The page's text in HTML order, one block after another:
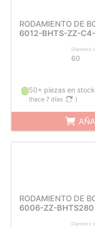
RODAMIENTO DE
6012-BHTS-ZZ-
Diámetro
60
50+ piezas en stock
(hace 7 días )
RODAMIENTO DE
6006-ZZ-BHTS280
Diámetro